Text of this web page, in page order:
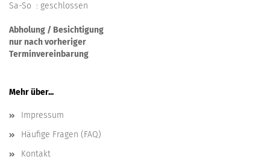
Sa-So : geschlossen
Abholung / Besichtigung
nur nach vorheriger
Terminvereinbarung
Mehr über...
Impressum
Häufige Fragen (FAQ)
Kontakt